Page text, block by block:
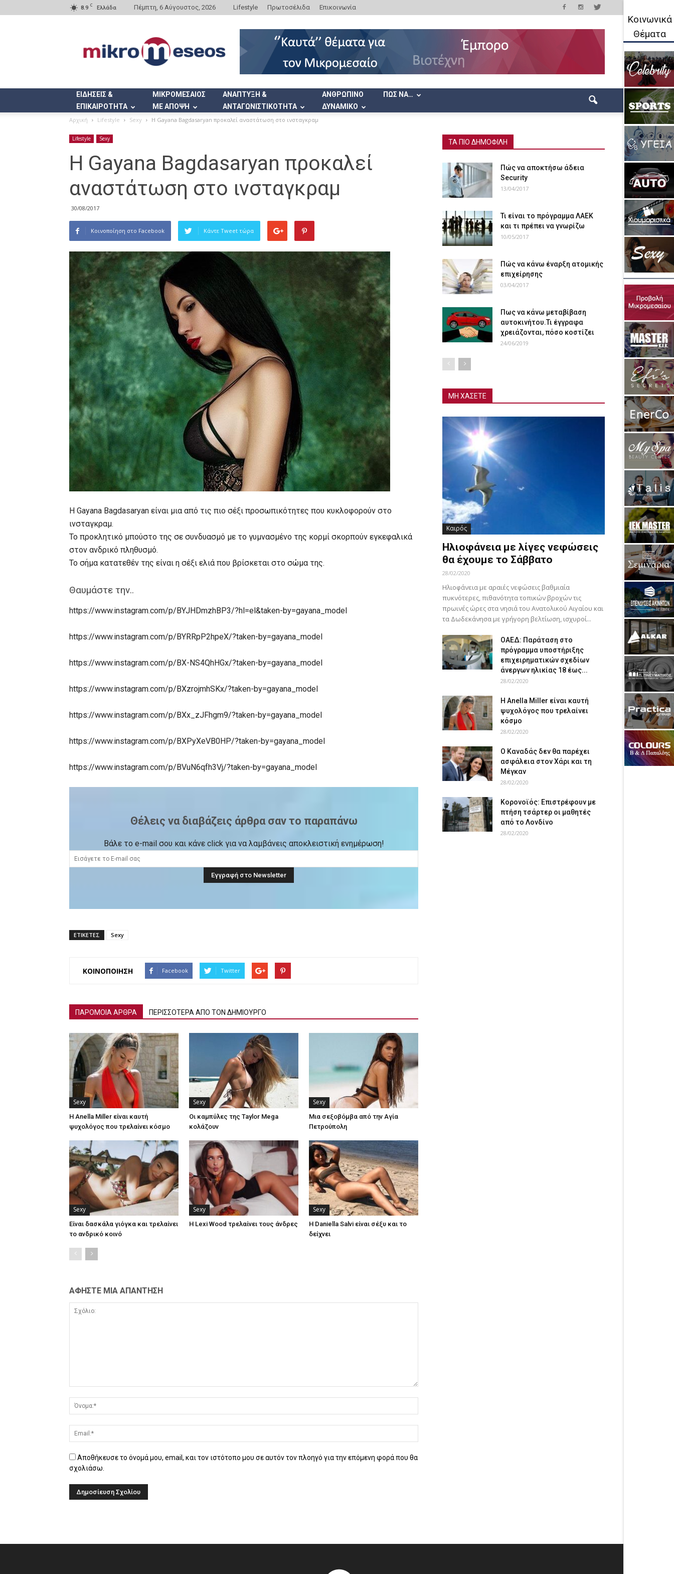
8.9 C Ελλάδα Πέμπτη, 6 Αύγουστος, 2026 Lifestyle Πρωτοσέλιδα Επικοινωνία
ΕΙΔΗΣΕΙΣ &
ΕΠΙΚΑΙΡΟΤΗΤΑ
ΜΙΚΡΟΜΕΣΑΙΟΣ
ΜΕ ΑΠΟΨΗ
ΑΝΑΠΤΥΞΗ &
ΑΝΤΑΓΩΝΙΣΤΙΚΟΤΗΤΑ
ΑΝΘΡΩΠΙΝΟ
ΔΥΝΑΜΙΚΟ
ΠΩΣ ΝΑ…
Αρχική Lifestyle Sexy Η Gayana Bagdasaryan προκαλεί αναστάτωση στο ινσταγκραμ
Lifestyle Sexy
Η Gayana Bagdasaryan προκαλεί
αναστάτωση στο ινσταγκραμ
30/08/2017
Κοινοποίηση στο Facebook Κάντε Tweet τώρα
Η Gayana Bagdasaryan είναι μια από τις πιο σέξι προσωπικότητες που κυκλοφορούν στο
ινσταγκραμ.
Το προκλητικό μπούστο της σε συνδυασμό με το γυμνασμένο της κορμί σκορπούν εγκεφαλικά
στον ανδρικό πληθυσμό.
Το σήμα κατατεθέν της είναι η σέξι ελιά που βρίσκεται στο σώμα της.
Θαυμάστε την..
https://www.instagram.com/p/BYJHDmzhBP3/?hl=el&taken-by=gayana_model
https://www.instagram.com/p/BYRRpP2hpeX/?taken-by=gayana_model
https://www.instagram.com/p/BX-NS4QhHGx/?taken-by=gayana_model
https://www.instagram.com/p/BXzrojmhSKx/?taken-by=gayana_model
https://www.instagram.com/p/BXx_zJFhgm9/?taken-by=gayana_model
https://www.instagram.com/p/BXPyXeVB0HP/?taken-by=gayana_model
https://www.instagram.com/p/BVuN6qfh3Vj/?taken-by=gayana_model
Θέλεις να διαβάζεις άρθρα σαν το παραπάνω
Βάλε το e-mail σου και κάνε click για να λαμβάνεις αποκλειστική ενημέρωση!
ΕΤΙΚΕΤΕΣ Sexy
ΚΟΙΝΟΠΟΙΗΣΗ Facebook Twitter
ΠΑΡΟΜΟΙΑ ΑΡΘΡΑ ΠΕΡΙΣΣΟΤΕΡΑ ΑΠΟ ΤΟΝ ΔΗΜΙΟΥΡΓΟ
Sexy
Η Anella Miller είναι καυτή
ψυχολόγος που τρελαίνει κόσμο
Sexy
Οι καμπύλες της Taylor Mega
κολάζουν
Sexy
Μια σεξοβόμβα από την Αγία
Πετρούπολη
Sexy
Είναι δασκάλα γιόγκα και τρελαίνει
το ανδρικό κοινό
Sexy
Η Lexi Wood τρελαίνει τους άνδρες
Sexy
Η Daniella Salvi είναι σέξυ και το
δείχνει
ΑΦΗΣΤΕ ΜΙΑ ΑΠΑΝΤΗΣΗ
Αποθήκευσε το όνομά μου, email, και τον ιστότοπο μου σε αυτόν τον πλοηγό για την επόμενη φορά που θα
σχολιάσω.
ΤΑ ΠΙΟ ΔΗΜΟΦΙΛΗ
Πώς να αποκτήσω άδεια
Security
13/04/2017
Τι είναι το πρόγραμμα ΛΑΕΚ
και τι πρέπει να γνωρίζω
10/05/2017
Πώς να κάνω έναρξη ατομικής
επιχείρησης
03/04/2017
Πως να κάνω μεταβίβαση
αυτοκινήτου.Τι έγγραφα
χρειάζονται, πόσο κοστίζει
24/06/2019
ΜΗ ΧΑΣΕΤΕ
Καιρός
Ηλιοφάνεια με λίγες νεφώσεις
θα έχουμε το Σάββατο
28/02/2020
Ηλιοφάνεια με αραιές νεφώσεις βαθμιαία
πυκνότερες, πιθανότητα τοπικών βροχών τις
πρωινές ώρες στα νησιά του Ανατολικού Αιγαίου και
τα Δωδεκάνησα με γρήγορη βελτίωση, ισχυροί...
ΟΑΕΔ: Παράταση στο
πρόγραμμα υποστήριξης
επιχειρηματικών σχεδίων
άνεργων ηλικίας 18 έως...
28/02/2020
Η Anella Miller είναι καυτή
ψυχολόγος που τρελαίνει
κόσμο
28/02/2020
Ο Καναδάς δεν θα παρέχει
ασφάλεια στον Χάρι και τη
Μέγκαν
28/02/2020
Κορονοϊός: Επιστρέφουν με
πτήση τσάρτερ οι μαθητές
από το Λονδίνο
28/02/2020
Κοινωνικά
Θέματα